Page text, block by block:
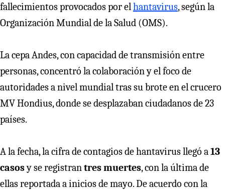
fallecimientos provocados por elhantavirus, según la
Organización Mundial de la Salud (OMS).
La cepa Andes, con capacidad de transmisión entre
personas, concentró la colaboración y el foco de
autoridades a nivel mundial tras su brote en el crucero
MV Hondius, donde se desplazaban ciudadanos de 23
países.
A la fecha, la cifra de contagios de hantavirus llegó a13
casosy se registrantres muertes, con la última de
ellas reportada a inicios de mayo. De acuerdo con la